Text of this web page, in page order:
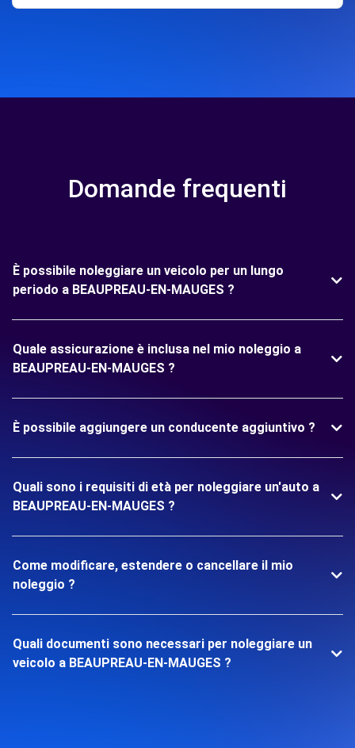
Domande frequenti
È possibile noleggiare un veicolo per un lungo
periodo a BEAUPREAU-EN-MAUGES ?
Quale assicurazione è inclusa nel mio noleggio a
BEAUPREAU-EN-MAUGES ?
È possibile aggiungere un conducente aggiuntivo ?
Quali sono i requisiti di età per noleggiare un'auto a
BEAUPREAU-EN-MAUGES ?
Come modificare, estendere o cancellare il mio
noleggio ?
Quali documenti sono necessari per noleggiare un
veicolo a BEAUPREAU-EN-MAUGES ?